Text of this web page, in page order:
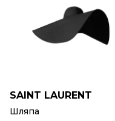
SAINT LAURENT
Шляпа